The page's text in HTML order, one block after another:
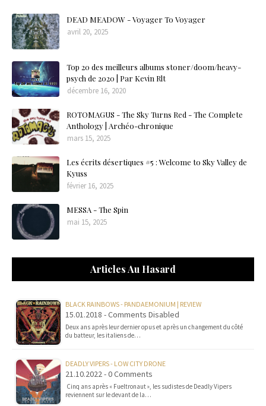
DEAD MEADOW - Voyager To Voyager
avril 20, 2025
Top 20 des meilleurs albums stoner/doom/heavy-
psych de 2020 | Par Kevin Rlt
décembre 16, 2020
ROTOMAGUS - The Sky Turns Red - The Complete
Anthology | Archéo-chronique
mars 15, 2025
Les écrits désertiques #5 : Welcome to Sky Valley de
Kyuss
février 16, 2025
MESSA - The Spin
mai 15, 2025
Articles Au Hasard
BLACK RAINBOWS - PANDAEMONIUM | REVIEW
15.01.2018 - Comments Disabled
Deux ans après leur dernier opus et après un changement du côté
du batteur, les italiens de…
DEADLY VIPERS - LOW CITY DRONE
21.10.2022 - 0 Comments
Cinq ans après « Fueltronaut », les sudistes de Deadly Vipers
reviennent sur le devant de la…